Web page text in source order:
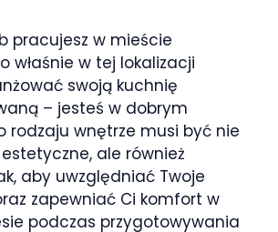
pracujesz w mieście
właśnie w tej lokalizacji
swoją kuchnię
– jesteś w dobrym
rodzaju wnętrze musi być nie
ale również
aby uwzględniać Twoje
zapewniać Ci komfort w
podczas przygotowywania